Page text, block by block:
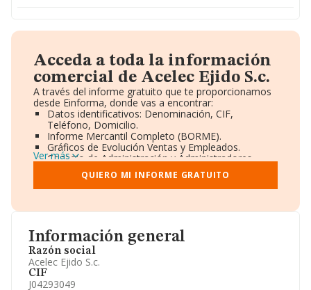
Información general
Razón social
Acelec Ejido S.c.
CIF
J04293049
Acceda a toda la información
comercial de Acelec Ejido S.c.
A través del informe gratuito que te proporcionamos
desde Einforma, donde vas a encontrar:
Datos identificativos: Denominación, CIF,
Teléfono, Domicilio.
Informe Mercantil Completo (BORME).
Gráficos de Evolución Ventas y Empleados.
Consejo de Administración y Administradores.
Directivos y Ejecutivos.
Accionistas.
Participaciones y Vinculaciones en otras empresas.
Información oficial y registral complementaria.
Ver más
QUIERO MI INFORME GRATUITO